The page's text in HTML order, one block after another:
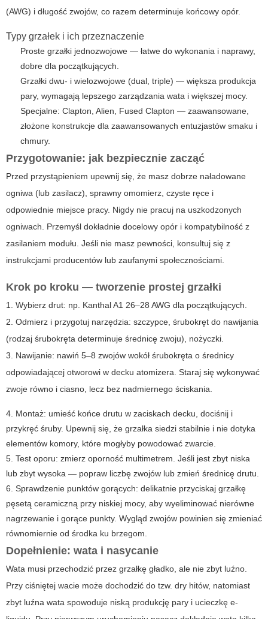
(AWG) i długość zwojów, co razem determinuje końcowy opór.
Typy grzałek i ich przeznaczenie
Proste grzałki jednozwojowe — łatwe do wykonania i naprawy,
dobre dla początkujących.
Grzałki dwu- i wielozwojowe (dual, triple) — większa produkcja
pary, wymagają lepszego zarządzania wata i większej mocy.
Specjalne: Clapton, Alien, Fused Clapton — zaawansowane,
złożone konstrukcje dla zaawansowanych entuzjastów smaku i
chmury.
Przygotowanie: jak bezpiecznie zacząć
Przed przystąpieniem upewnij się, że masz dobrze naładowane
ogniwa (lub zasilacz), sprawny omomierz, czyste ręce i
odpowiednie miejsce pracy. Nigdy nie pracuj na uszkodzonych
ogniwach. Przemyśl dokładnie docelowy opór i kompatybilność z
zasilaniem modułu. Jeśli nie masz pewności, konsultuj się z
instrukcjami producentów lub zaufanymi społecznościami.
Krok po kroku — tworzenie prostej grzałki
1. Wybierz drut: np. Kanthal A1 26–28 AWG dla początkujących.
2. Odmierz i przygotuj narzędzia: szczypce, śrubokręt do nawijania
(rodzaj śrubokręta determinuje średnicę zwoju), nożyczki.
3. Nawijanie: nawiń 5–8 zwojów wokół śrubokręta o średnicy
odpowiadającej otworowi w decku atomizera. Staraj się wykonywać
zwoje równo i ciasno, lecz bez nadmiernego ściskania.
4. Montaż: umieść końce drutu w zaciskach decku, dociśnij i
przykręć śruby. Upewnij się, że grzałka siedzi stabilnie i nie dotyka
elementów komory, które mogłyby powodować zwarcie.
5. Test oporu: zmierz oporność multimetrem. Jeśli jest zbyt niska
lub zbyt wysoka — popraw liczbę zwojów lub zmień średnicę drutu.
6. Sprawdzenie punktów gorących: delikatnie przyciskaj grzałkę
pęsetą ceramiczną przy niskiej mocy, aby wyeliminować nierówne
nagrzewanie i gorące punkty. Wygląd zwojów powinien się zmieniać
równomiernie od środka ku brzegom.
Dopełnienie: wata i nasycanie
Wata musi przechodzić przez grzałkę gładko, ale nie zbyt luźno.
Przy ciśniętej wacie może dochodzić do tzw. dry hitów, natomiast
zbyt luźna wata spowoduje niską produkcję pary i ucieczkę e-